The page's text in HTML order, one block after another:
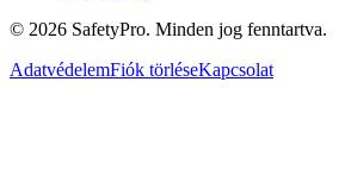
© 2026 SafetyPro. Minden jog fenntartva.
AdatvédelemFiók törléseKapcsolat